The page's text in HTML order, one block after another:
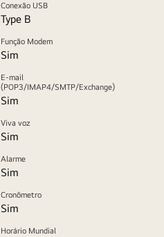
Conexão USB
Type B
Função Modem
Sim
E-mail
(POP3/IMAP4/SMTP/Exchange)
Sim
Viva voz
Sim
Alarme
Sim
Cronômetro
Sim
Horário Mundial